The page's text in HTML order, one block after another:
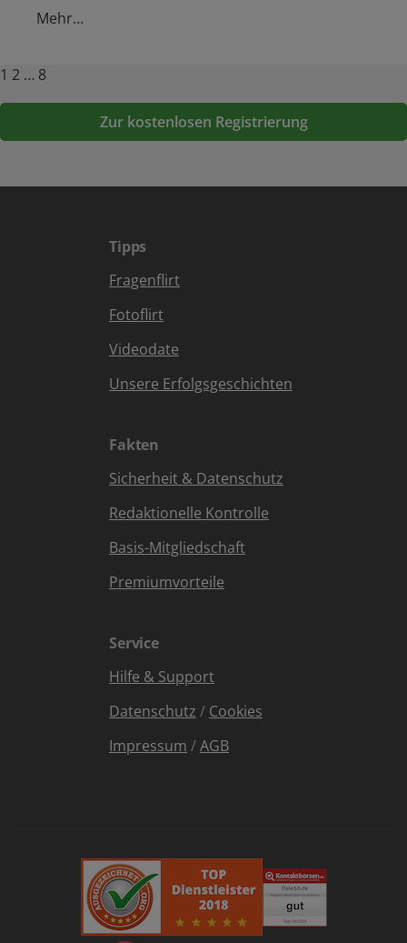
Mehr…
Posts
pagination
Page
1 Page
2 … Page
8Next
Zur kostenlosen Registrierung
Tipps
Fragenflirt
Fotoflirt
Videodate
Unsere Erfolgsgeschichten
Fakten
Sicherheit & Datenschutz
Redaktionelle Kontrolle
Basis-Mitgliedschaft
Premiumvorteile
Service
Hilfe & Support
Datenschutz / Cookies
Impressum /AGB